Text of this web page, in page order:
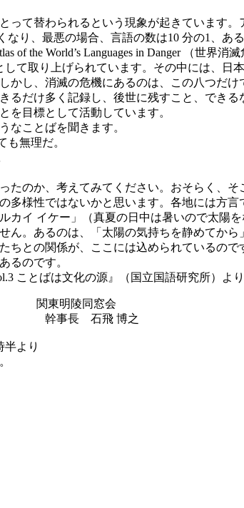
って替わられるという現象が起きています
り、最悪の場合、言語の数は10 分の1、
the World’s Languages in Danger （世界消
て取り上げられています。その中には、
かし、消滅の危機にあるのは、この八つだ
るだけ多く記録し、後世に残すこと、でき
を目標として活動しています。
なことばを聞きます。
無理だ。
たのか、考えてみてください。おそらく、
多様性ではないかと思います。各地には方
カイ イケー」（真夏の日中は暑いので太
ん。あるのは、「太陽の気持ちを静めてか
ちとの関係が、ここには込められているので
るのです。
ことばは文化の源』（国立国語研究所）より
会
博之
半より